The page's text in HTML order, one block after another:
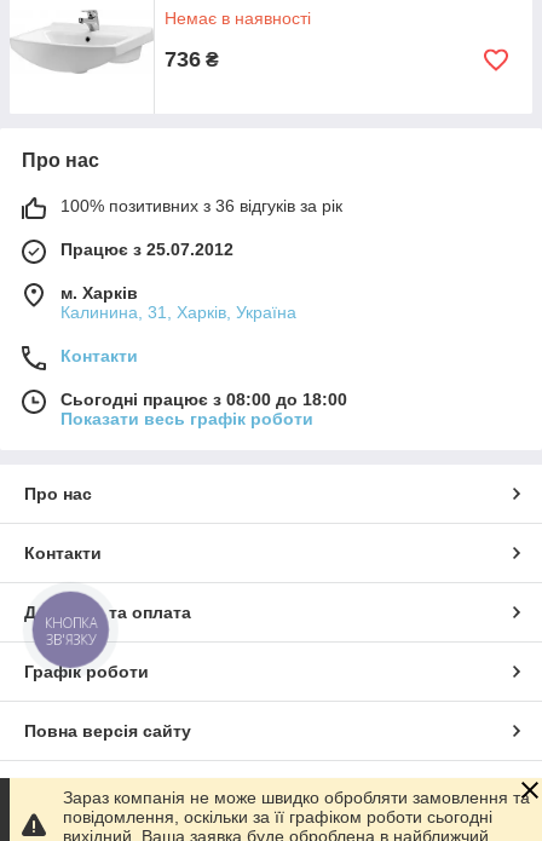
Немає в наявності
736 ₴
Про нас
100% позитивних з 36 відгуків за рік
Працює з 25.07.2012
м. Харків
Калинина, 31, Харків, Україна
Контакти
Сьогодні працює з 08:00 до 18:00
Показати весь графік роботи
Про нас
Контакти
Доставка та оплата
Графік роботи
Повна версія сайту
Сайт створено на маркетплейсі Prom.ua
Зараз компанія не може швидко обробляти замовлення та
повідомлення, оскільки за її графіком роботи сьогодні
вихідний. Ваша заявка буде оброблена в найближчий
КНОПКА
ЗВ'ЯЗКУ